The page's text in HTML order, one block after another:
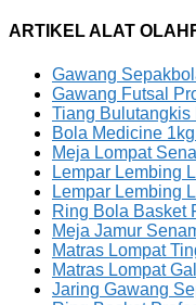
ARTIKEL ALAT
Gawang
Gawang Futsal
Tiang Bulutangkis
Bola Medicine
Meja Lompat
Lempar Lembing
Lempar Lembing
Ring Bola Basket
Meja Jamur
Matras Lompat
Matras Lompat
Jaring Gawang